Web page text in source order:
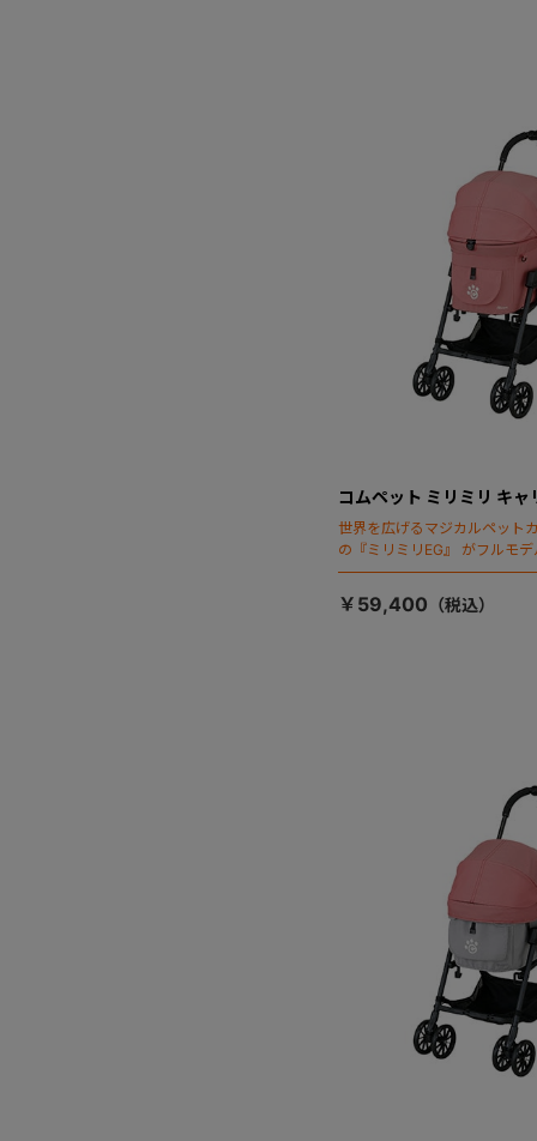
コムペット ミリミリ キャ
世界を広げるマジカルペット
の『ミリミリEG』 がフルモ
「マジカルフォールディング
￥59,400